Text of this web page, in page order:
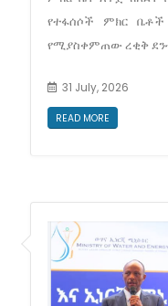
የተፋሰሶች ምክር ቤቶች
የሚያስቀምጠው ረቂቅ
31 July, 2026
READ MORE